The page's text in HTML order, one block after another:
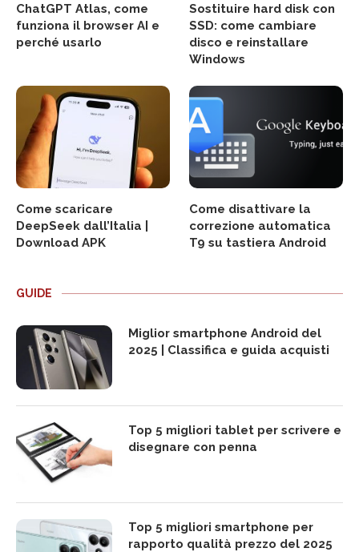
ChatGPT Atlas, come
funziona il browser AI e
perché usarlo
Sostituire hard disk con
SSD: come cambiare
disco e reinstallare
Windows
Come scaricare
DeepSeek dall’Italia |
Download APK
Come disattivare la
correzione automatica
T9 su tastiera Android
GUIDE
Miglior smartphone Android del
2025 | Classifica e guida acquisti
Top 5 migliori tablet per scrivere e
disegnare con penna
Top 5 migliori smartphone per
rapporto qualità prezzo del 2025